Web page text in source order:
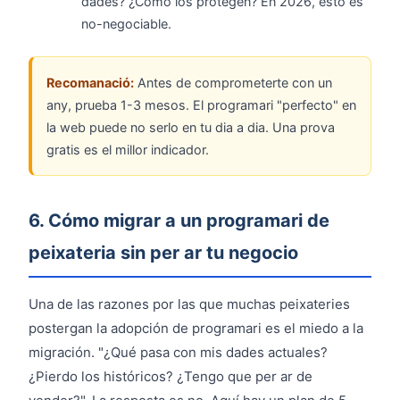
no-negociable.
Recomanació: Antes de comprometerte con un
any, prueba 1-3 mesos. El programari "perfecto" en
la web puede no serlo en tu dia a dia. Una prova
gratis es el millor indicador.
6. Cómo migrar a un programari de
peixateria sin per ar tu negocio
Una de las razones por las que muchas peixateries
postergan la adopción de programari es el miedo a la
migración. "¿Qué pasa con mis dades actuales?
¿Pierdo los históricos? ¿Tengo que per ar de